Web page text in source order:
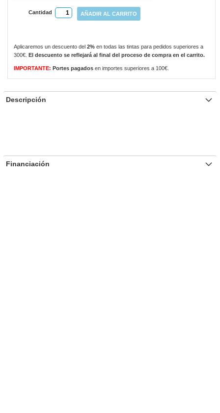
Cantidad AÑADIR AL CARRITO
Aplicaremos un descuento del 2% en todas las tintas para pedidos superiores a
300€.
El descuento se reflejará al final del proceso de compra en el carrito.
IMPORTANTE: Portes pagados en importes superiores a 100€.
Descripción
Financiación